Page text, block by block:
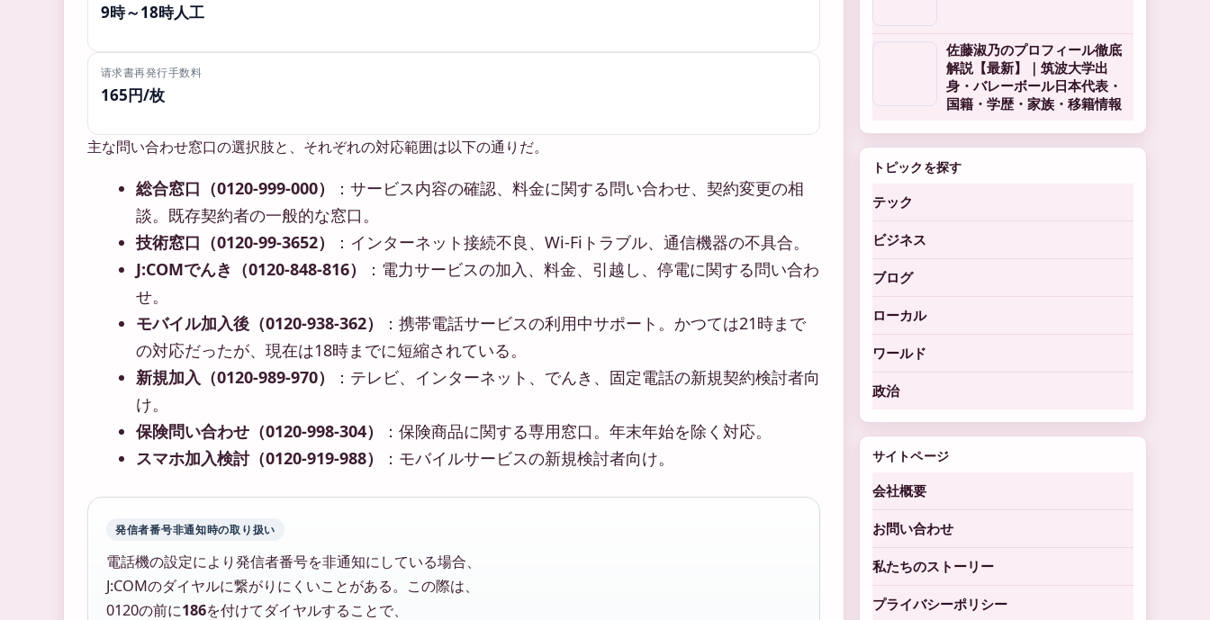
9時～18時人工
请求書再発行手数料
165円/枚
主な問い合わせ窓口の選択肢と、それぞれの対応範囲は以下の通りだ。
総合窓口（0120-999-000）
：サービス内容の確認、料金に関する問い合わせ、契約変更の相
談。既存契約者の一般的な窓口。
技術窓口（0120-99-3652）
：インターネット接続不良、Wi-Fiトラブル、通信機器の不具合。
J:COMでんき（0120-848-816）
：電力サービスの加入、料金、引越し、停電に関する問い合わ
せ。
モバイル加入後（0120-938-362）
：携帯電話サービスの利用中サポート。かつては21時まで
の対応だったが、現在は18時までに短縮されている。
新規加入（0120-989-970）
：テレビ、インターネット、でんき、固定電話の新規契約検討者向
け。
保険問い合わせ（0120-998-304）
：保険商品に関する専用窓口。年末年始を除く対応。
スマホ加入検討（0120-919-988）
：モバイルサービスの新規検討者向け。
発信者番号非通知時の取り扱い
電話機の設定により発信者番号を非通知にしている場合、
J:COMのダイヤルに繋がりにくいことがある。この際は、
0120の前に186を付けてダイヤルすることで、
佐藤淑乃のプロフィール徹底
解説【最新】｜筑波大学出
身・バレーボール日本代表・
国籍・学歴・家族・移籍情報
トピックを探す
テック
ビジネス
ブログ
ローカル
ワールド
政治
サイトページ
会社概要
お問い合わせ
私たちのストーリー
プライバシーポリシー